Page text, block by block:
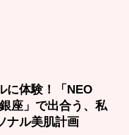
に体験！「NEO
座」で出合う、私
ナル美肌計画